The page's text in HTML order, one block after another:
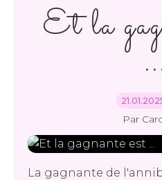
Et la
Par
La gagnante de